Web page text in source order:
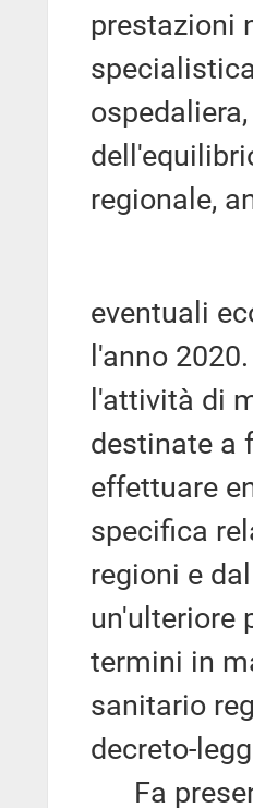
prestazioni
regionale,
eventuali
l'anno
l'attività di
destinate a
effettuare
specifica
regioni e
un'ulteriore
termini in
sanitario
decreto-
Fa